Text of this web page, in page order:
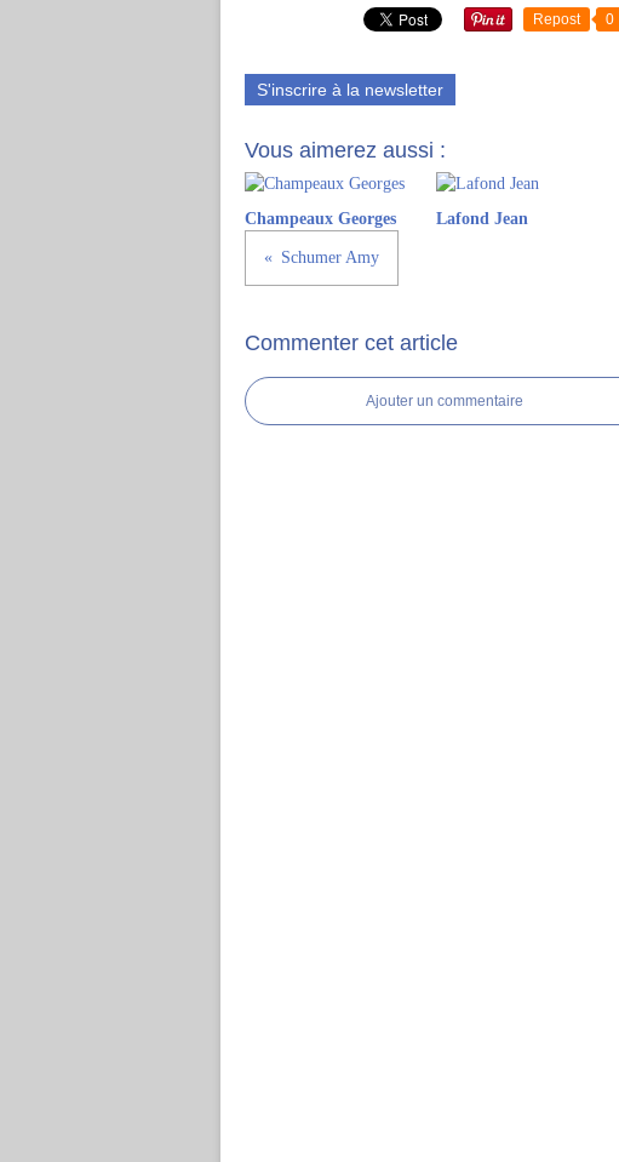
Repost 0
S'inscrire à la newsletter
Vous aimerez aussi :
Champeaux Georges Lafond Jean
Schumer Amy
Commenter cet article
Ajouter un commentaire